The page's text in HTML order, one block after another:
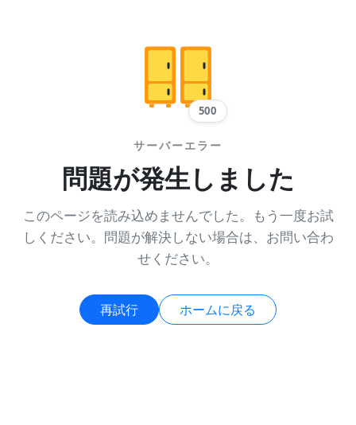
500
サーバーエラー
問題が発生しました
このページを読み込めませんでした。もう一度お試
しください。問題が解決しない場合は、お問い合わ
せください。
再試行 ホームに戻る